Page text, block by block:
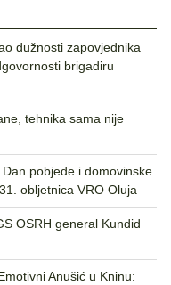
dužnosti zapovjednika
brigadiru
tehnika sama nije
pobjede i domovinske
obljetnica VRO Oluja
OSRH general Kundid
Anušić u Kninu: